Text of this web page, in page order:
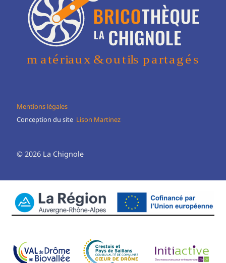
Mentions légales
Conception du site Lison Martinez
© 2026 La Chignole